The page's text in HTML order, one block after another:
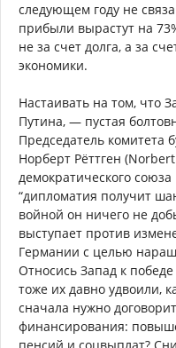
следующем году не
прибыли вырастут на
не за счет долга, а за
экономики.
Настаивать на том, что
Путина, — пустая
Председатель комитета
Норберт Рёттген
демократического
“дипломатия получит
войной он ничего не
выступает против
Германии с целью
Относись Запад к
тоже их давно удвоили,
сначала нужно
финансирования: